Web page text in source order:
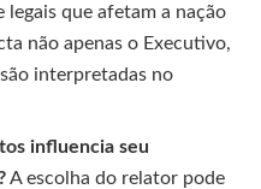
que afetam a nação
não apenas o Executivo,
interpretadas no
influencia seu
A escolha do relator pode